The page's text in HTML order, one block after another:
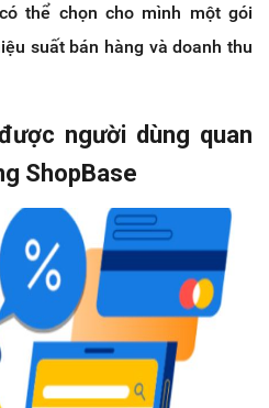
thể chọn cho mình một gói
suất bán hàng và doanh thu
người dùng quan
ShopBase